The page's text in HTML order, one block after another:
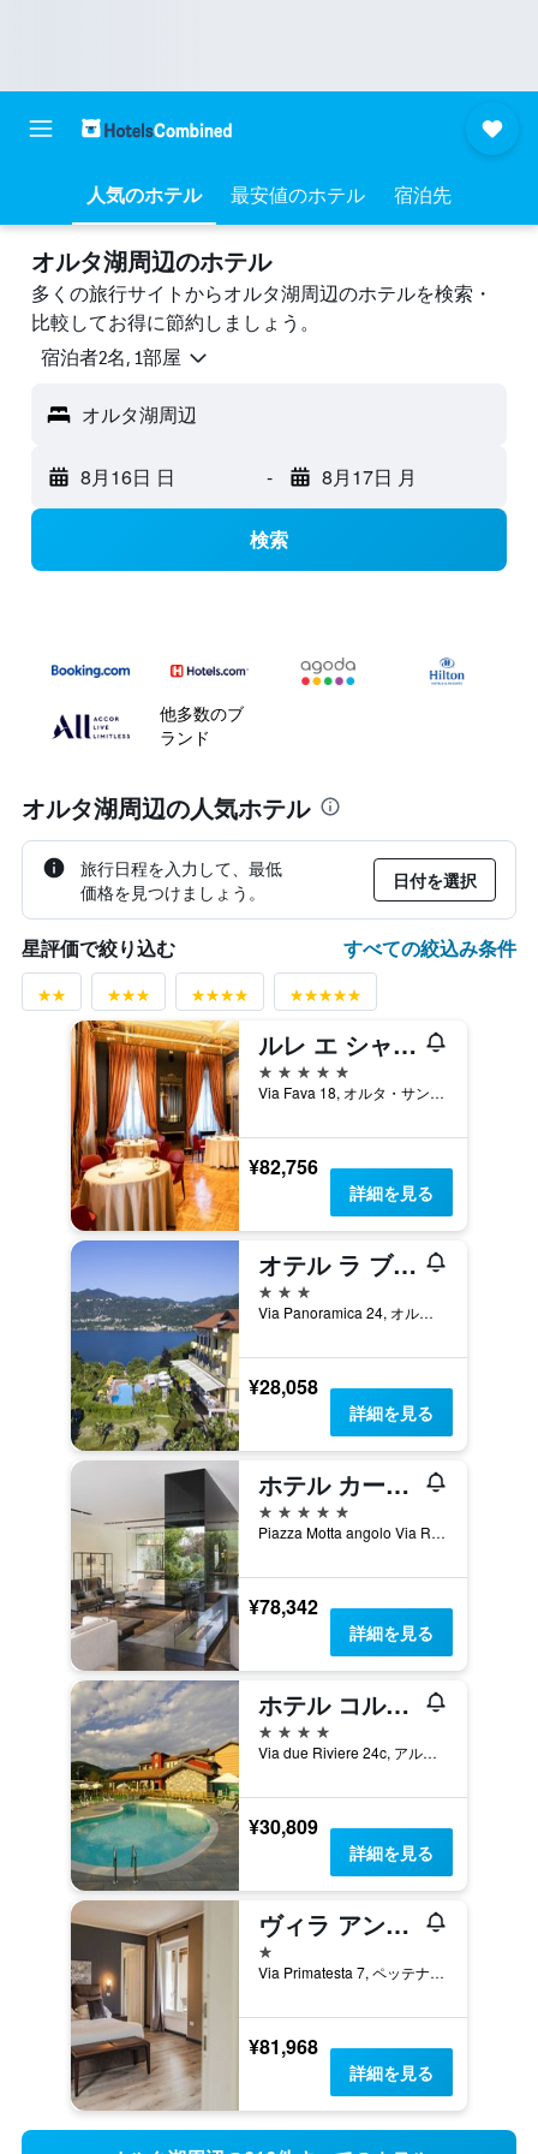
人気のホテル 最安値のホテル 宿泊先
オルタ湖周辺のホテル
多くの旅行サイトからオルタ湖周辺のホテルを検索・
比較してお得に節約しましょう。
宿泊者2名, 1​部屋
オルタ湖周辺
8月16日 日 - 8月17日 月
検索
他多数のブ
ランド
オルタ湖周辺の人気ホテル
旅行日程を入力して、最低
価格を見つけましょう。
日付を選択
星評価で絞り込む すべての絞込み条件
ルレ エ シャト ヴィラ クレスピ
5つ星
Via Fava 18, オルタ・サン・ジューリオ, ノヴァーラ県, イタリア
¥82,756
詳細を見る
オテル ラ ブッソラ
3つ星
Via Panoramica 24, オルタ・サン・ジューリオ, ノヴァーラ県, イタリア
¥28,058
詳細を見る
ホテル カーサ ファンティーニ
5つ星
Piazza Motta angolo Via Roma 2, ペッラ（ピエモンテ）, ノヴァーラ県, イタリア
¥78,342
詳細を見る
ホテル コルテーゼ
4つ星
Via due Riviere 24c, アルメーノ, ノヴァーラ県, イタリア
¥30,809
詳細を見る
ヴィラ アンティカ コロニア
1つ星
Via Primatesta 7, ペッテナスコ, ノヴァーラ県, イタリア
¥81,968
詳細を見る